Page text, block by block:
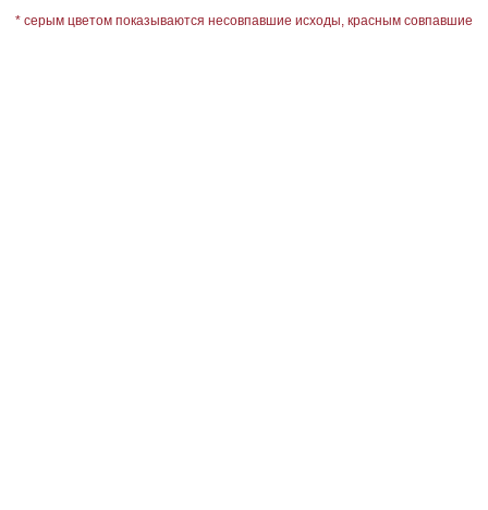
* серым цветом показываются несовпавшие исходы, красным совпавшие